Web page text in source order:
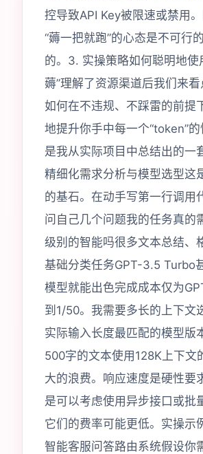
控导致API Key被限速或禁用
“薅一把就跑”的心态是不可行
的。3. 实操策略如何聪明地使
薅”理解了资源渠道后我们来看
如何在不违规、不踩雷的前提
地提升你手中每一个“token”
是我从实际项目中总结出的一
精细化需求分析与模型选型这
的基石。在动手写第一行调用
问自己几个问题我的任务真的
级别的智能吗很多文本总结、
基础分类任务GPT-3.5 Turbo
模型就能出色完成成本仅为
到1/50。我需要多长的上下文
实际输入长度最匹配的模型版
500字的文本使用128K上下文
大的浪费。响应速度是硬性要
是可以考虑使用异步接口或批
它们的费率可能更低。实操示
智能客服问答路由系统假设你